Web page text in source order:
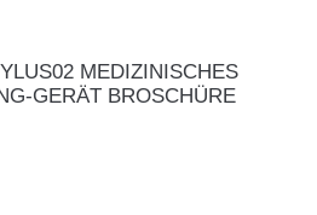
MEDIZINISCHES
GERÄT BROSCHÜRE